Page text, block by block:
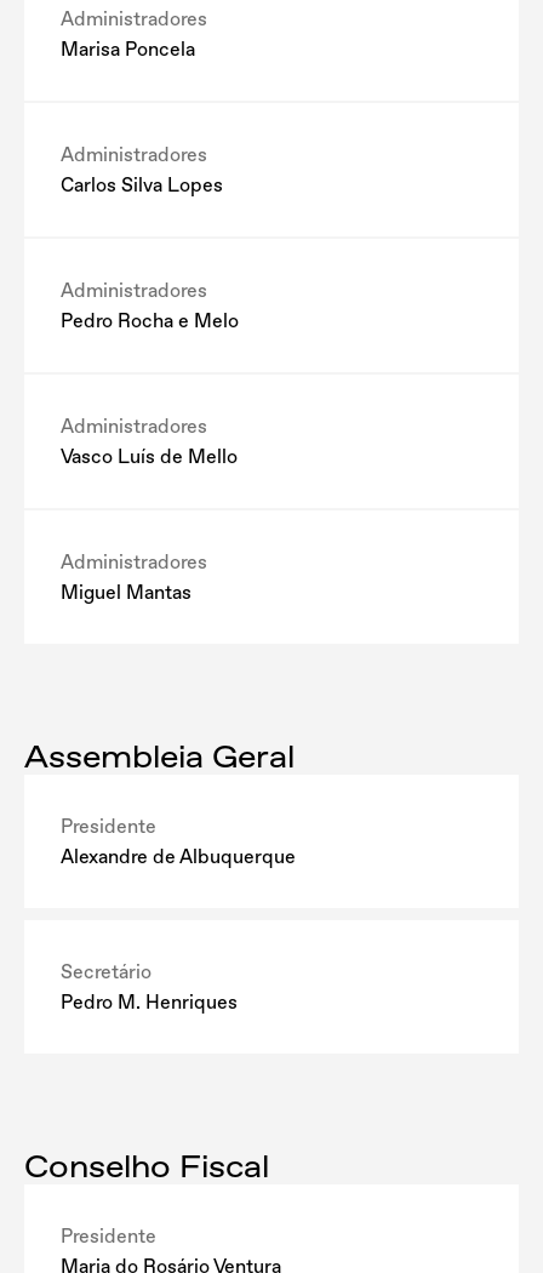
Administradores
Marisa Poncela
Administradores
Carlos Silva Lopes
Administradores
Pedro Rocha e Melo
Administradores
Vasco Luís de Mello
Administradores
Miguel Mantas
Assembleia Geral
Presidente
Alexandre de Albuquerque
Secretário
Pedro M. Henriques
Conselho Fiscal
Presidente
Maria do Rosário Ventura